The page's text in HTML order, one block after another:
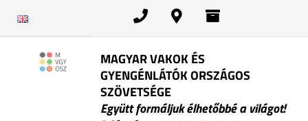
MAGYAR VAKOK ÉS
GYENGÉNLÁTÓK ORSZÁGOS
SZÖVETSÉGE
Együtt formáljuk élhetőbbé a világot!